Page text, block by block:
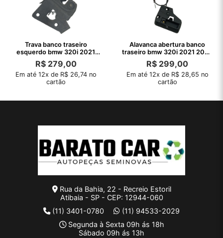
Trava banco traseiro
esquerdo bmw 320i 2021
2022 2023 2024
R$279,00
Em até 12x de R$ 26,74 no
cartão
Alavanca abertura banco
traseiro bmw 320i 2021 2022
2023
R$ 299,00
Em até 12x de R$ 28,65 no
cartão
Rua da Bahia, 22 - Recreio Estoril
Atibaia - SP - CEP: 12944-060
(11) 3401-0780
(11) 94533-2029
Segunda à Sexta 09h ás 18h
Sábado 09h ás 13h